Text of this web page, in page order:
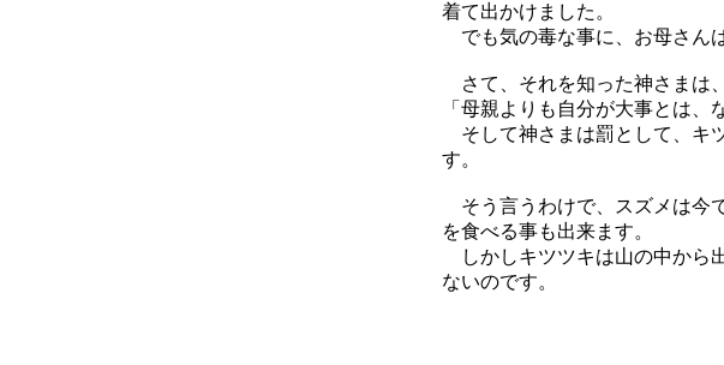
着て出かけました。
でも気の毒な事に、お母さん
さて、それを知った神さまは
「母親よりも自分が大事とは、
そして神さまは罰として、キ
す。
そう言うわけで、スズメは今
を食べる事も出来ます。
しかしキツツキは山の中から
ないのです。